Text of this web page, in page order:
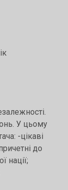
У цьому
-цікаві
до
нації;